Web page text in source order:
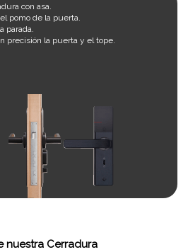
con asa.
pomo de la puerta.
parada.
precisión la puerta y el tope.
nuestra Cerradura